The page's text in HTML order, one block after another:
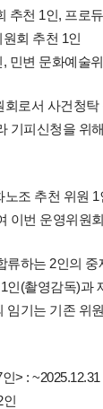
추천 1인, 프로
회 추천 1인
민변 문화예술
로서 사건청
기피신청을 위
조 추천 위원
이번 운영위원
하는 2인의
인(촬영감독)과
기는 기존 위
> : ~2025.12.31